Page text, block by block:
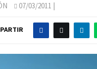
07/03/2011 |